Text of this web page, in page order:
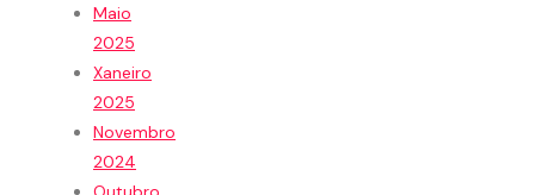
Maio
2025
Xaneiro
2025
Novembro
2024